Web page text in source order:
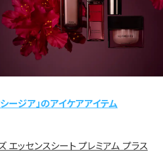
ージア」のアイケアアイテム
エッセンスシート プレミアム プラス